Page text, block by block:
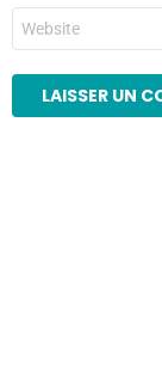
Site
web